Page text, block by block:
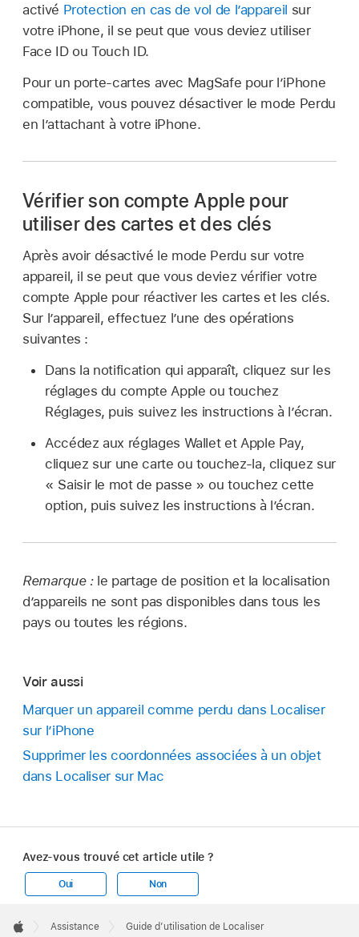
activé Protection en cas de vol de l’appareil sur
votre iPhone, il se peut que vous deviez utiliser
Face ID ou Touch ID.
Pour un porte-cartes avec MagSafe pour l’iPhone
compatible, vous pouvez désactiver le mode Perdu
en l’attachant à votre iPhone.
Vérifier son compte Apple pour
utiliser des cartes et des clés
Après avoir désactivé le mode Perdu sur votre
appareil, il se peut que vous deviez vérifier votre
compte Apple pour réactiver les cartes et les clés.
Sur l’appareil, effectuez l’une des opérations
suivantes :
Dans la notification qui apparaît, cliquez sur les
réglages du compte Apple ou touchez
Réglages, puis suivez les instructions à l’écran.
Accédez aux réglages Wallet et Apple Pay,
cliquez sur une carte ou touchez-la, cliquez sur
« Saisir le mot de passe » ou touchez cette
option, puis suivez les instructions à l’écran.
Remarque : le partage de position et la localisation
d’appareils ne sont pas disponibles dans tous les
pays ou toutes les régions.
Voir aussi
Marquer un appareil comme perdu dans Localiser
sur l’iPhone
Supprimer les coordonnées associées à un objet
dans Localiser sur Mac
Avez-vous trouvé cet article utile ?
Oui Non
Footer

Assistance Guide d’utilisation de Localiser